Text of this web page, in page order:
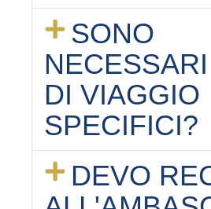
SONO
DI VIAGGIO
SPECIFICI?
DEVO